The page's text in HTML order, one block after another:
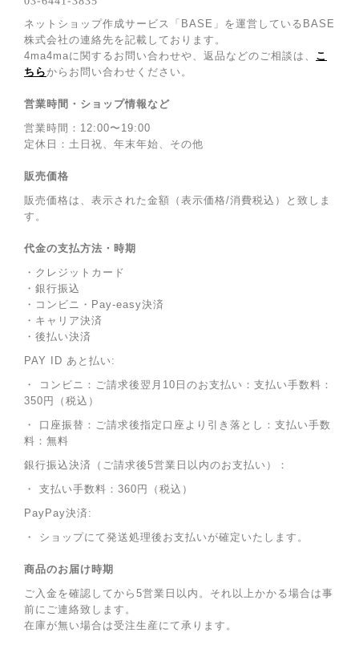
ネットショップ作成サービス「BASE」を運営しているBASE
株式会社の連絡先を記載しております。
4ma4maに関するお問い合わせや、返品などのご相談は、 こ
ちらからお問い合わせください。
営業時間・ショップ情報など
営業時間：12:00〜19:00
定休日：土日祝、年末年始、その他
販売価格
販売価格は、表示された金額（表示価格/消費税込）と致しま
す。
代金の支払方法・時期
・クレジットカード
・銀行振込
・コンビニ・Pay-easy決済
・キャリア決済
・後払い決済
PAY ID あと払い:
・ コンビニ：ご請求後翌月10日のお支払い：支払い手数料：
350円（税込）
・ 口座振替：ご請求後指定口座より引き落とし：支払い手数
料：無料
銀行振込決済（ご請求後5営業日以内のお支払い）：
・ 支払い手数料：360円（税込）
PayPay決済:
・ ショップにて発送処理後お支払いが確定いたします。
商品のお届け時期
ご入金を確認してから5営業日以内。それ以上かかる場合は事
前にご連絡致します。
在庫が無い場合は受注生産にて承ります。